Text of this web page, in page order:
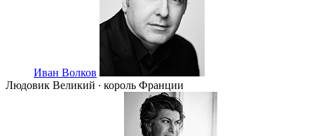
Иван Волков
Людовик Великий ∙ король Франции